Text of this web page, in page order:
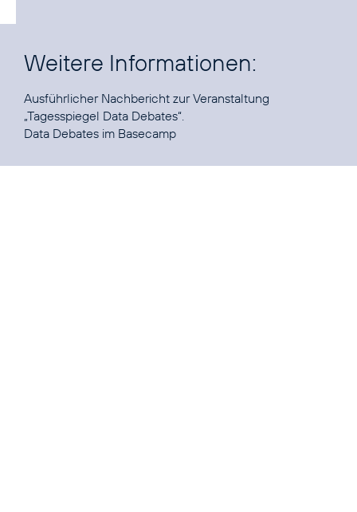
Weitere Informationen:
Ausführlicher Nachbericht zur Veranstaltung
„Tagesspiegel Data Debates“
Data Debates im Basecamp